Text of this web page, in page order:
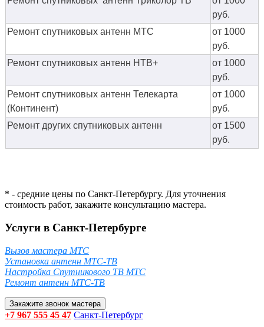
руб.
Ремонт спутниковых антенн МТС
от 1000
руб.
Ремонт спутниковых антенн НТВ+
от 1000
руб.
Ремонт спутниковых антенн Телекарта
(Континент)
от 1000
руб.
Ремонт других спутниковых антенн
от 1500
руб.
* - средние цены по Санкт-Петербургу. Для уточнения
стоимость работ, закажите консультацию мастера.
Услуги в Санкт-Петербурге
Вызов мастера МТС
Установка антенн МТС-ТВ
Настройка Спутникового ТВ МТС
Ремонт антенн МТС-ТВ
Закажите звонок мастера
+7 967 555 45 47 Санкт-Петербург